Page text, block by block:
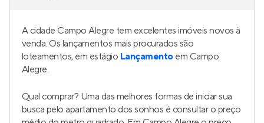
A cidade Campo Alegre tem excelentes imóveis novos à
venda. Os lançamentos mais procurados são
loteamentos, em estágio Lançamentoem Campo
Alegre.
Qual comprar? Uma das melhores formas de iniciar sua
busca pelo apartamento dos sonhos é consultar o preço